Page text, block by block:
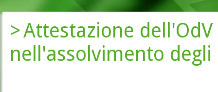
Attestazione
nell'assolvimento